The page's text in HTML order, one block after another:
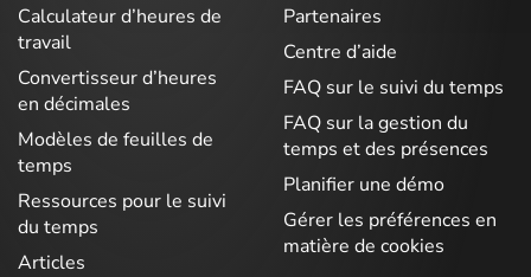
Calculateur d’heures de
travail
Convertisseur d’heures
en décimales
Modèles de feuilles de
temps
Ressources pour le suivi
du temps
Articles
Partenaires
Centre d’aide
FAQ sur le suivi du temps
FAQ sur la gestion du
temps et des présences
Planifier une démo
Gérer les préférences en
matière de cookies